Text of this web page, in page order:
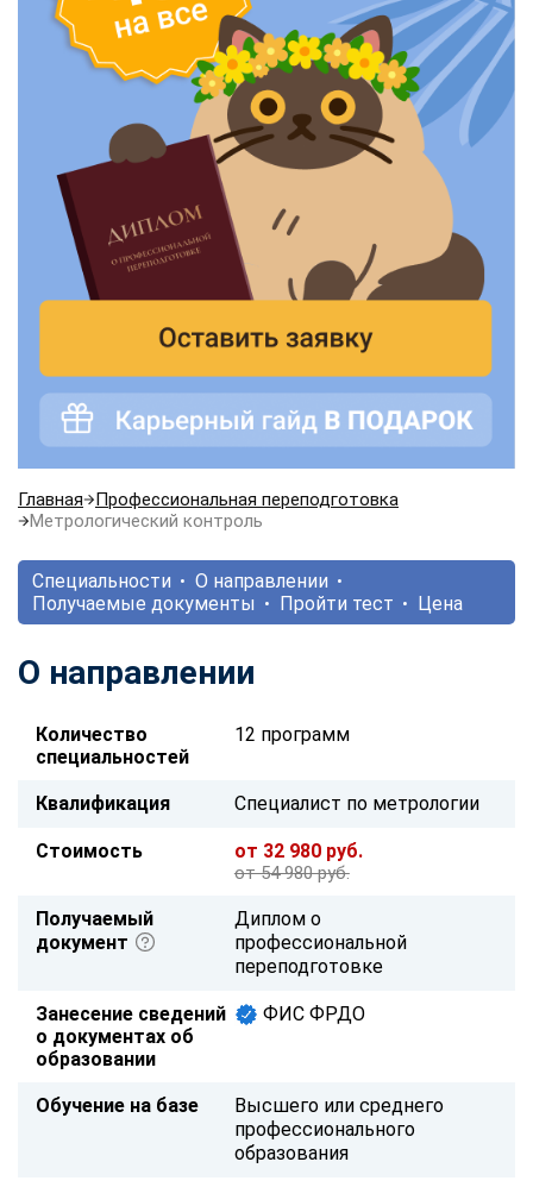
Главная
Профессиональная переподготовка
Метрологический контроль
Специальности
О направлении
Получаемые документы
Пройти тест Цена
О направлении
Количество
специальностей
12 программ
Квалификация Специалист по метрологии
Стоимость от 32 980 руб.
от 54 980 руб.
Получаемый
документ
Диплом о
профессиональной
переподготовке
Занесение сведений
о документах об
образовании
ФИС ФРДО
Обучение на базе
Высшего или среднего
профессионального
образования